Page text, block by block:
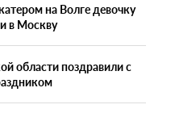
на Волге девочку
в Москву
области поздравили с